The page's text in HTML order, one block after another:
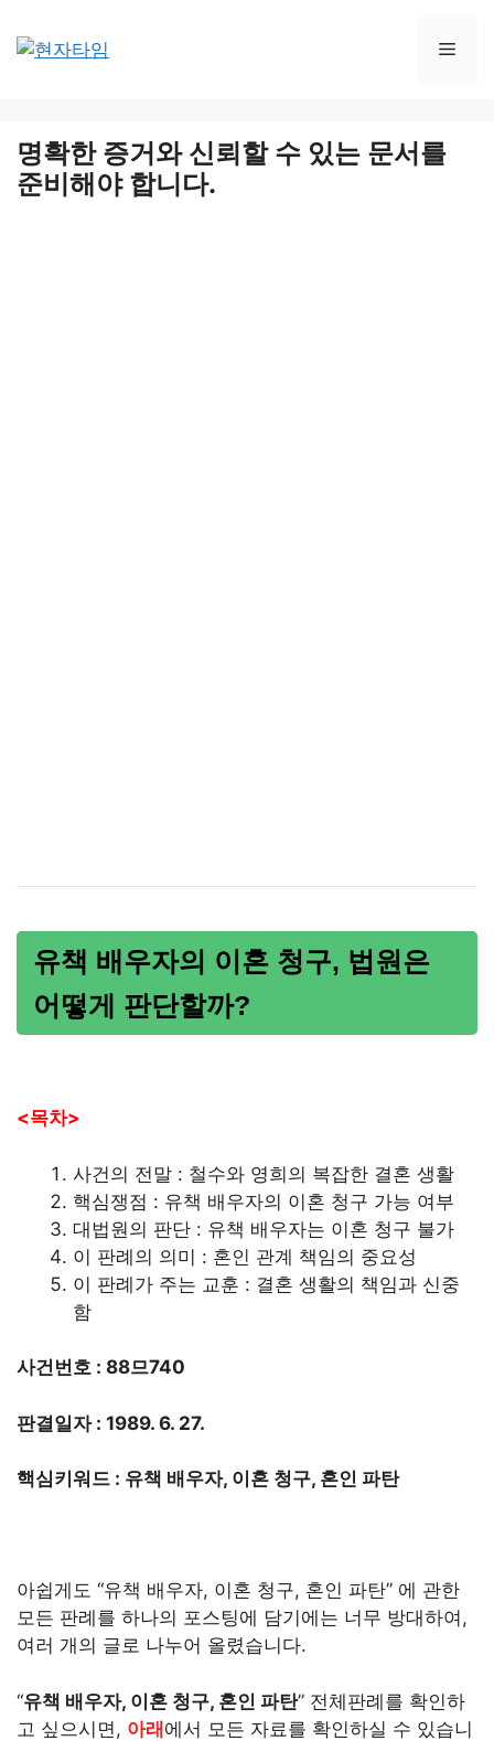
명확한 증거와 신뢰할 수 있는 문서를
준비해야 합니다.
유책 배우자의 이혼 청구, 법원은
어떻게 판단할까?
<목차>
사건의 전말 : 철수와 영희의 복잡한 결혼 생활
핵심쟁점 : 유책 배우자의 이혼 청구 가능 여부
대법원의 판단 : 유책 배우자는 이혼 청구 불가
이 판례의 의미 : 혼인 관계 책임의 중요성
이 판례가 주는 교훈 : 결혼 생활의 책임과 신중
함
사건번호 : 88므740
판결일자 : 1989. 6. 27.
핵심키워드 : 유책 배우자, 이혼 청구, 혼인 파탄
아쉽게도 “유책 배우자, 이혼 청구, 혼인 파탄” 에 관한
모든 판례를 하나의 포스팅에 담기에는 너무 방대하여,
여러 개의 글로 나누어 올렸습니다.
“유책 배우자, 이혼 청구, 혼인 파탄” 전체판례를 확인하
고 싶으시면, 아래에서 모든 자료를 확인하실 수 있습니